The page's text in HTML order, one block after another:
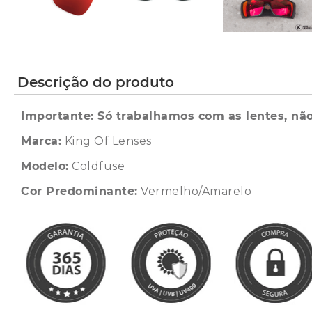
Descrição do produto
Importante: Só trabalhamos com as lentes,
Marca: King Of Lenses
Modelo: Coldfuse
Cor Predominante: Vermelho/Amarelo